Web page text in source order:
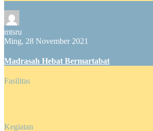
mtsru
Ming, 28 November 2021
Madrasah Hebat Bermartabat
Fasilitas
Kegiatan